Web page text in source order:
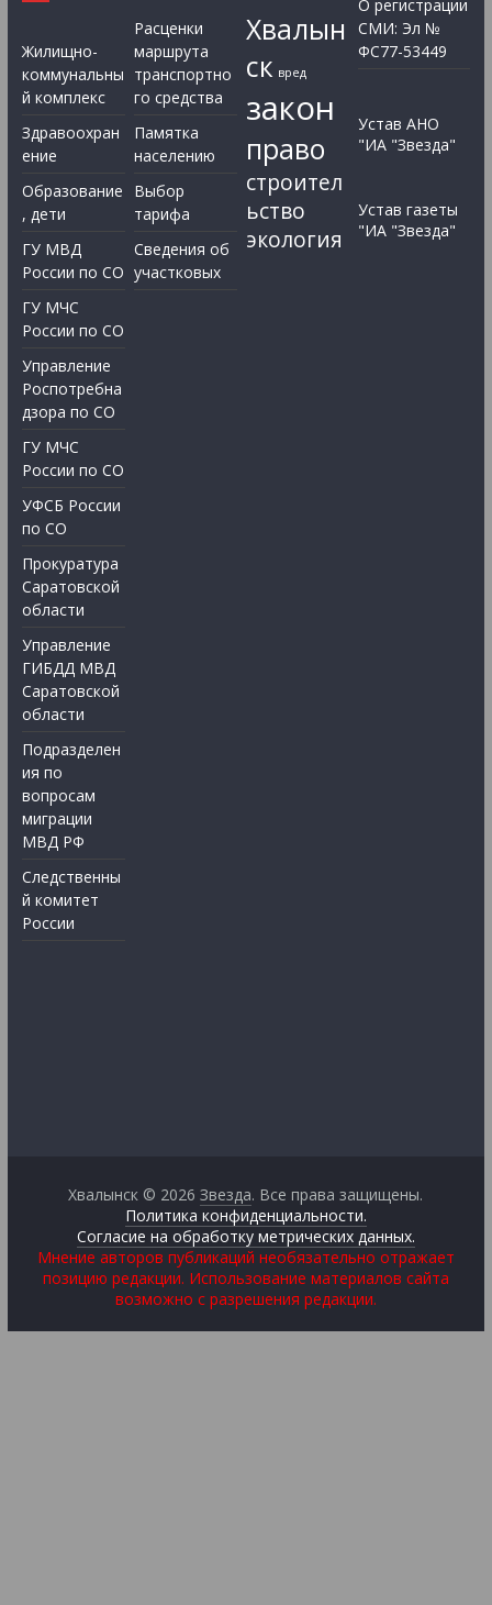
Жилищно-
коммунальны
й комплекс
Здравоохран
ение
Образование
, дети
ГУ МВД
России по СО
ГУ МЧС
России по СО
Управление
Роспотребна
дзора по СО
ГУ МЧС
России по СО
УФСБ России
по СО
Прокуратура
Саратовской
области
Управление
ГИБДД МВД
Саратовской
области
Подразделен
ия по
вопросам
миграции
МВД РФ
Следственны
й комитет
России
Расценки
маршрута
транспортно
го средства
Памятка
населению
Выбор
тарифа
Сведения об
участковых
Хвалын
ск вред
закон
право
строител
ьство
экология
О регистрации
СМИ: Эл №
ФС77-53449
Устав АНО
"ИА "Звезда"
Устав газеты
"ИА "Звезда"
Хвалынск © 2026Звезда. Все права защищены.
Политика конфиденциальности.
Согласие на обработку метрических данных.
Мнение авторов публикаций необязательно отражает
позицию редакции. Использование материалов сайта
возможно с разрешения редакции.